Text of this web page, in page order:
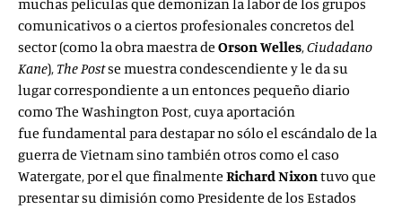
muchas películas que demonizan la labor de los grupos
comunicativos o a ciertos profesionales concretos del
sector (como la obra maestra de Orson Welles,Ciudadano
Kane), The Postse muestra condescendiente y le da su
lugar correspondiente a un entonces pequeño diario
como The Washington Post, cuya aportación
fue fundamental para destapar no sólo el escándalo de la
guerra de Vietnam sino también otros como el caso
Watergate, por el que finalmente Richard Nixontuvo que
presentar su dimisión como Presidente de los Estados